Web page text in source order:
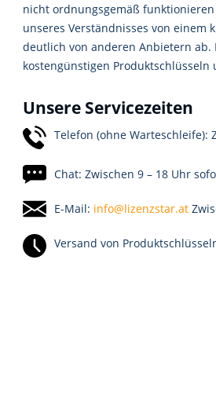
nicht ordnungsgemäß
unseres Verständnisses von
deutlich von anderen Anbietern
kostengünstigen
Unsere Servicezeiten
Telefon (ohne Warteschleife):
Chat: Zwischen 9 – 18 Uhr
E-Mail: info@lizenzstar.at
Versand von